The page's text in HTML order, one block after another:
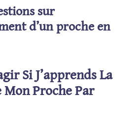
sur
d’un proche en
Si J’apprends La
Proche Par